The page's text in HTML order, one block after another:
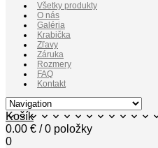
Všetky produkty
O nás
Galéria
Krabička
Zľavy
Záruka
Rozmery
FAQ
Kontakt
Košík
0.00 € / 0 položky
0